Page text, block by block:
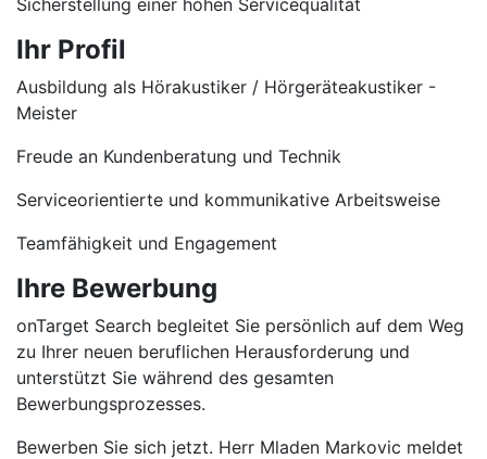
Sicherstellung einer hohen Servicequalität
Ihr Profil
Ausbildung als Hörakustiker / Hörgeräteakustiker -
Meister
Freude an Kundenberatung und Technik
Serviceorientierte und kommunikative Arbeitsweise
Teamfähigkeit und Engagement
Ihre Bewerbung
onTarget Search begleitet Sie persönlich auf dem Weg
zu Ihrer neuen beruflichen Herausforderung und
unterstützt Sie während des gesamten
Bewerbungsprozesses.
Bewerben Sie sich jetzt. Herr Mladen Markovic meldet